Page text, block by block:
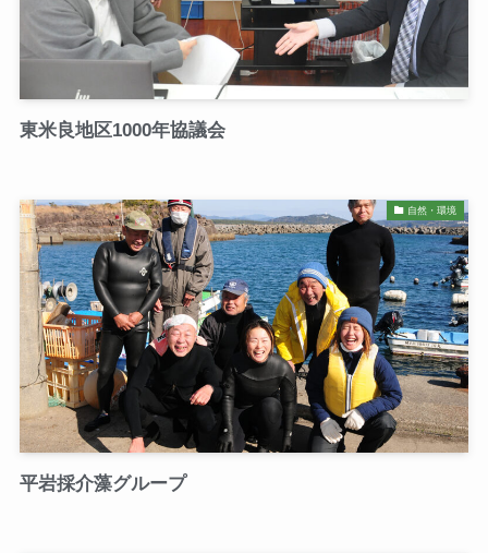
東米良地区1000年協議会
自然・環境
平岩採介藻グループ